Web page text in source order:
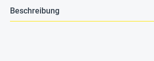
Beschreibung